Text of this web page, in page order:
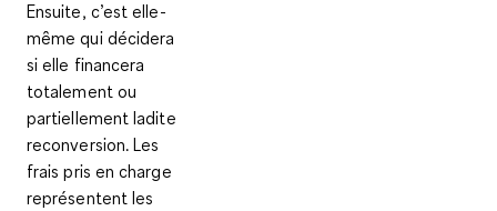
Ensuite, c’est elle-
même qui décidera
si elle financera
totalement ou
partiellement ladite
reconversion. Les
frais pris en charge
représentent les